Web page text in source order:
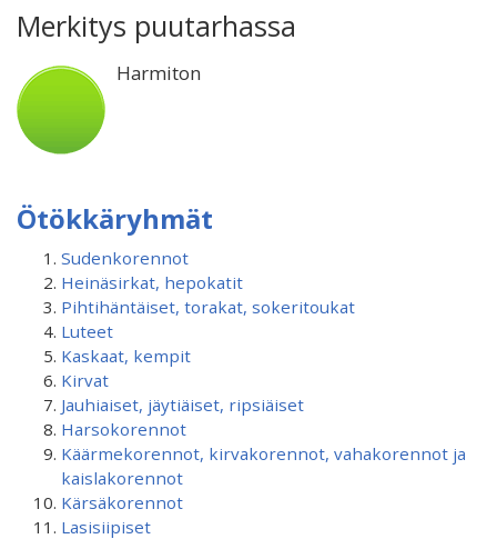
Merkitys puutarhassa
Harmiton
Ötökkäryhmät
Sudenkorennot
Heinäsirkat, hepokatit
Pihtihäntäiset, torakat, sokeritoukat
Luteet
Kaskaat, kempit
Kirvat
Jauhiaiset, jäytiäiset, ripsiäiset
Harsokorennot
Käärmekorennot, kirvakorennot, vahakorennot ja
kaislakorennot
Kärsäkorennot
Lasisiipiset